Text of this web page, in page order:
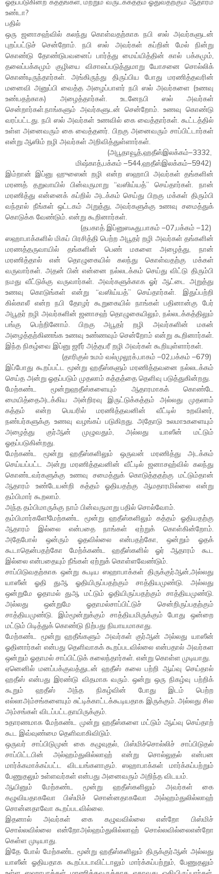
உண்டா?
பதில்
ஒரு ஜனாசஹ்வில் கலந்து கொள்வதற்காக நபி ஸல் அவர்களுடன்
புறப்பட்டுச் சென்றோம். நபி ஸல் அவர்கள் கப்றின் மேல் நின்று
கொண்டு தோண்டுபவனைப் பார்த்து மைய்யித்தின் கால் பக்கமும்,
தலைப்பக்கமும் குழியை விசாலப்படுத்துமாறு யோசனை சொல்லிக்
கொண்டிருந்தார்கள். அங்கிருந்து திருப்பிய போது மரணித்தவரின்
மனைவி அனுப்பி வைத்த அழைப்பாளர் நபி ஸல் அவர்களை (உணவு
உண்பதற்காக) அழைத்தார்கள். உடனேநபி ஸல் அவர்கள்
சென்றார்கள்.நாங்களும் அவர்களுடன் சென்றோம். உணவு கொண்டு
வரப்பட்டது. நபி ஸல் அவர்கள் உணவில் கை வைத்தார்கள். கூட்டத்தில்
உள்ள அனைவரும் கை வைத்தனர். பிறகு அனைவரும் சாப்பிட்டார்கள்
என்று ஆஸிம் றழி அவர்கள் அறிவித்துள்ளார்கள்.
(அபூதாவூத்,ஹதீஸ்இலக்கம்–3332,
மிஷ்காத்,பக்கம் –544,ஹதீஸ்இலக்கம்–5942)
இம்றான் இப்னு ஹுஸைன் றழி என்ற ஸஹாபி அவர்கள் தங்களின்
மரணத் தறுவாயில் பின்வருமாறு “வஸிய்யத்” செய்தார்கள். நான்
மரணித்து என்னைக் கப்றில் அடக்கம் செய்து பிறகு மக்கள் திரும்பி
வந்தால் நீங்கள் ஒட்டகம் அறுத்து, அவர்களுக்கு உணவு சமைத்துக்
கொடுக்க வேண்டும். என்று கூறினார்கள்.
(தபகாத் இப்னுஸஃது,பாகம் –07,பக்கம் –12)
ஸஹாபாக்களில் மிகப் பிரசித்தி பெற்ற அபூதர் றழி அவர்கள் தங்களின்
மரணத்தருவாயில் தங்களின் பெண் மகளை அழைத்து, நான்
மரணித்தால் என் தொழுகையில் கலந்து கொள்வதற்கு மக்கள்
வருவார்கள். அதன் பின் என்னை நல்லடக்கம் செய்து விட்டு திரும்பி
நமது வீட்டுக்கு வருவார்கள். அவர்களுக்காக ஓர் ஆட்டை அறுத்து
உணவு கொடுங்கள் என்று “வஸிய்யத்” செய்தார்கள். இதுப்பற்றி
கில்காலீ என்ற நபி தோழர் கூறுகையில் நாங்கள் பதினான்கு பேர்
அபூதர் றழி அவர்களின் ஜனாசஹ் தொழுகையிலும், நல்லடக்கத்திலும்
பங்கு பெற்றினோம். பிறகு அபூதர் றழி அவர்களின் மகன்
அழைத்தற்கிணங்க உணவு உண்ணவும் சென்றோம் என்று கூறினார்கள்.
இந்த நிகழ்வை இப்னு ஜரீர் அத்தபரீ றழி அவர்கள் கூறியுள்ளார்கள்.
(தாரிகுல் உமம் வல்முலூக்,பாகம் –02,பக்கம் –679)
இப்போது கூறப்பட்ட மூன்று ஹதீஸ்களும் மரணித்தவனை நல்லடக்கம்
செய்த அன்று ஓதப்படும் முதலாம் கத்தத்தை தெளிவு படுத்துகின்றது.
மேற்கண்ட மூன்றுஹதீஸ்களையும் ஆதாரமாகக் கொண்டே
மையித்தைஅடக்கிய அன்றிரவு இருட்டுக்கத்தம் அல்லது முதலாம்
கத்தம் என்ற பெயரில் மரணித்தவனின் வீட்டில் உறவினர்,
நண்பர்களுக்கு உணவு வழங்கப் படுகிறது. அதோடு உலமாஉகளையும்
அழைத்து குர்ஆன் முழுவதும், அல்லது யாஸீன் மட்டும்
ஓதப்படுகின்றது.
மேற்கண்ட மூன்று ஹதீஸ்களிலும் ஒருவன் மரணித்து அடக்கம்
செய்யப்பட்ட அன்று மரணித்தவனின் வீட்டில் ஜனாசஹ்வில் கலந்து
கொண்டவர்களுக்கு உணவு சமைத்துக் கொடுத்ததற்கு மட்டும்தான்
ஆதாரம் உண்டேயன்றி கத்தம் ஓதியதற்கு ஆமதாரமில்லை என்று
தம்பிமார் கூறலாம்.
அந்த தம்பிமாருக்கு நாம் பின்வருமாறு பதில் சொல்வோம்.
தம்பிமார்களே!மேற்கண்ட மூன்று ஹதீஸ்களிலும் கத்தம் ஓதியதற்கு
ஆதாரம் இல்லை என்பதை நாங்கள் ஏற்றுக் கொள்கின்றோம்.
அதேபோல் ஒன்ரும் ஓதவில்லை என்பதற்கோ, ஒன்றும் ஓதக்
கூடாதென்பதற்கோ மேற்க்கண்ட ஹதீஸ்களில் ஓர் ஆதாரம் கூட
இல்லை என்பதையும் நீங்கள் ஏற்றுக் கொள்ளவேண்டும்.
சாப்பிடுவதற்காக ஒன்று கூடிய ஸஹாபாக்கள் திருக்குர்ஆன்,அல்லது
யாஸீன் ஓதி துஆ ஓதியிருப்பதற்கும் சாத்தியமுண்டு. அல்லது
ஒன்றுமே ஓதாமல் துஆ மட்டும் ஓதியிருப்பதற்கும் சாத்தியமுண்டு.
அல்லது ஒன்றுமே ஓதாமல்சாப்பிட்டுச் சென்றிருப்பதற்கும்
சாத்தியமுண்டு. இம்மூன்றுக்கும் சாத்தியமிருக்கும் போது ஒன்றை
மட்டும் பிடித்துக் கொண்டு நிற்பது நியாயமாகாது.
மேற்கண்ட மூன்று ஹதீங்களும் அவர்கள் குர்ஆன் அல்லது யாஸீன்
ஓதினார்கள் என்பது தெளிவாகக் கூறப்படவில்லை என்பதால் அவர்கள
ஒன்றும் ஓதாமல் சாப்பிட்டுக் கலைந்தார்கள். என்று கொள்ள முடியாது.
ஏனெனில் மனப்பக்குவத்துடன் ஹதீஸ் கலை பற்றி ஆய்வு செய்தால்
ஹதீஸ் என்பது இரண்டு விதமாக வரும். ஒன்று ஒரு நிகழ்வு பற்றிக்
கூறும் ஹதீஸ் அந்த நிகழ்வின் போது இடம் பெற்ற
எல்லாஅம்சங்களையும் சுட்டிக்காட்டக்கூடியதாக இருக்கும். அல்லது சில
அம்சங்கள் விடப்பட்டதாயிருக்கும்.
உதாரணமாக மேற்கண்ட முன்று ஹதீஸ்களை மட்டும் ஆய்வு செய்தாற்
கூட இவ்வுண்மை தெளிவாகிவிடும்.
ஒருவர் சாப்பிடுமுன் கை கழுவுதல், பிஸ்மிச்சொல்லிச் சாப்பிடுதல்
சாப்பிட்டபின் அல்ஹம்துலில்லாஹ் என்று சொல்லுதல் என்பன
மார்க்கமாக்கப்பட்ட விடயங்களாகும். ஸஹாபாக்கள் மார்க்கப்பற்றும்
பேணுதலும் உள்ளவர்கள் என்பது அனைவரும் அறிந்த விடயம்.
ஆயினும் மேற்கண்ட மூன்று ஹதீஸ்களிலும் அவர்கள் கை
கழுவியதாகவோ பிஸ்மிச் சொன்னதாகவோ அல்ஹம்துலில்லாஹ்
சொன்னதாவோ கூறப்படவில்லை.
இதனால் அவர்கள் கை கழுவவில்லை என்றோ பிஸ்மிச்
சொல்லவில்லை என்றோஅல்ஹம்துலில்லாஹ் சொல்லவில்லைஎன்றோ
கெள்ள முடியாது.
இதே போல் மேற்கண்ட மூன்று ஹதீஸ்களிலும் திருக்குர்ஆன் அல்லது
யாஸீன் ஓதியதாக கூறப்படாவிட்டாலும் மார்க்கப்பற்றும், பேணுதலும்